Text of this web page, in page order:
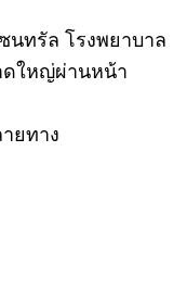
นทรัล โรงพยาบาล
ดใหญ่ผ่านหน้า
ยทาง